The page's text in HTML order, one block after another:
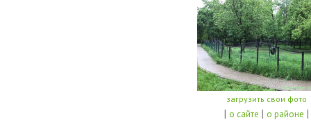
загрузить свои фото
| о сайте | о районе |